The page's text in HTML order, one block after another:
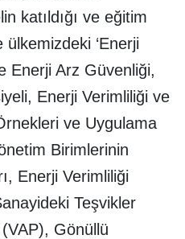
katıldığı ve eğitim
‘Enerji
Enerji Arz Güvenliği,
Enerji Verimliliği ve
ve Uygulama
Birimlerinin
Enerji Verimliliği
Teşvikler
(VAP), Gönüllü